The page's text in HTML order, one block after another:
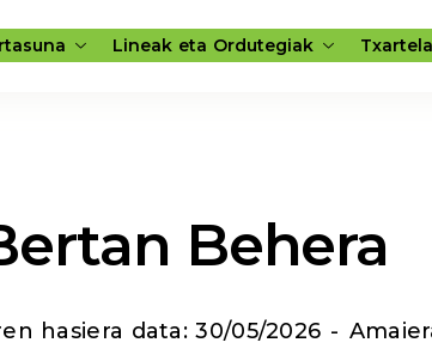
Lineak eta Ordutegiak
Behera
hasiera data: 30/05/2026 -